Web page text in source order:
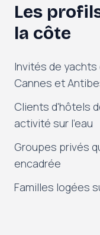
Les
la côte
Invités de
Cannes et
Clients d'hôtels
activité sur l'eau
Groupes privés
encadrée
Familles logées